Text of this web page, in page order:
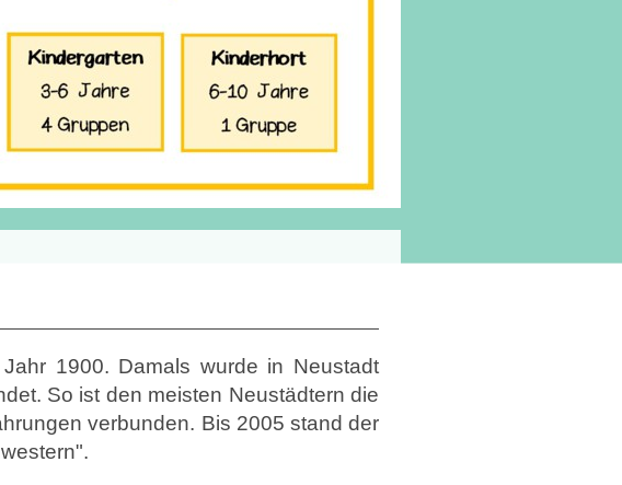
1900. Damals wurde in Neustadt
So ist den meisten Neustädtern die
verbunden. Bis 2005 stand der